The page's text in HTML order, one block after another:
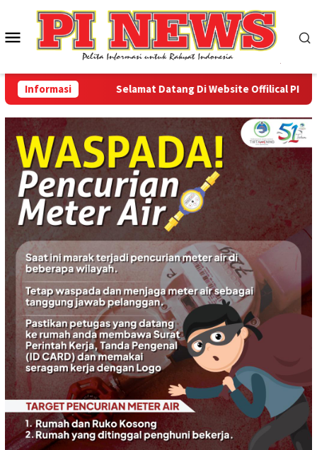
konten
Menu
Mobile
Informasi Selamat Datang Di Website Offilical PI-